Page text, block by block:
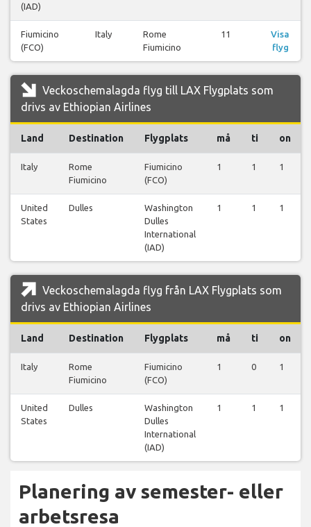
(IAD)
Fiumicino
(FCO)
Italy
Rome
Fiumicino
11
Visa
flyg
Veckoschemalagda flyg till LAX Flygplats som
drivs av Ethiopian Airlines
Land Destination Flygplats må ti on
Italy
Rome
Fiumicino
Fiumicino
(FCO)
1 1 1
United
States
Dulles
Washington
Dulles
International
(IAD)
1 1 1
Veckoschemalagda flyg från LAX Flygplats som
drivs av Ethiopian Airlines
Land Destination Flygplats må ti on
Italy
Rome
Fiumicino
Fiumicino
(FCO)
1 0 1
United
States
Dulles
Washington
Dulles
International
(IAD)
1 1 1
Planering av semester- eller
arbetsresa